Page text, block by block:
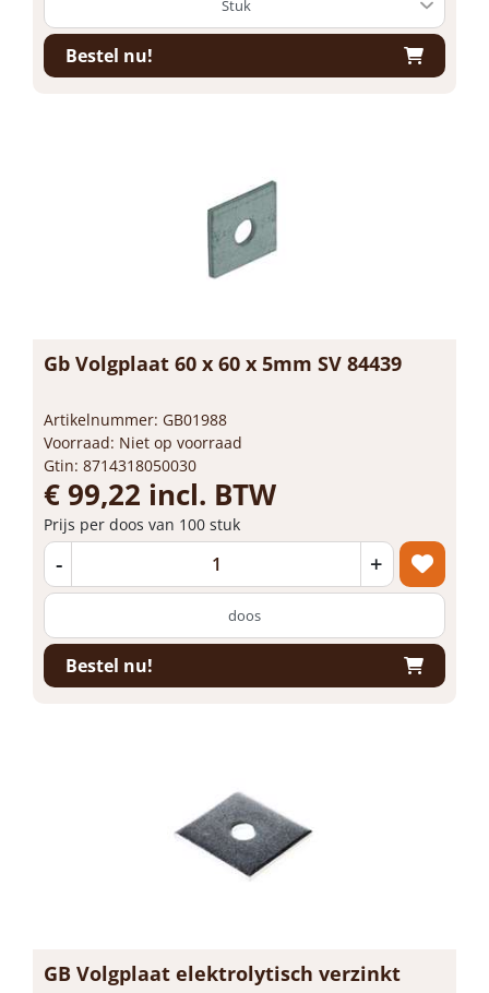
Bestel nu!
Gb Volgplaat 60 x 60 x 5mm SV 84439
Artikelnummer: GB01988
Voorraad: Niet op voorraad
Gtin: 8714318050030
€ 99,22 incl. BTW
Prijs per doos van 100 stuk
- +
doos
Bestel nu!
GB Volgplaat elektrolytisch verzinkt